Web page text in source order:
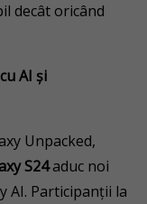
decât oricând
AI și
Unpacked,
S24aduc noi
AI. Participanții la